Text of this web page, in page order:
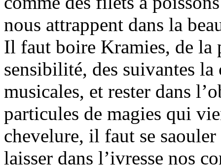
nous attrappent dans la
Il faut boire Kramies, de la
sensibilité, des suivantes la
musicales, et rester dans
particules de magies qui
chevelure, il faut se
laisser dans l’ivresse nos